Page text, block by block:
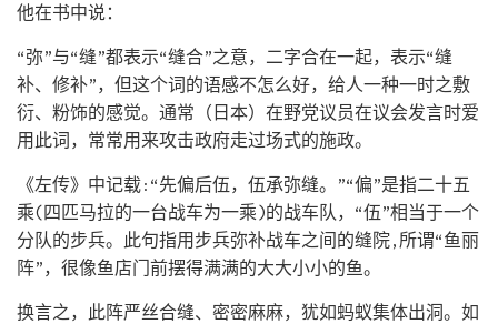
他在书中说：
“弥”与“缝”都表示“缝合”之意，二字合在一起，表示“缝
补、修补”，但这个词的语感不怎么好，给人一种一时之敷
衍、粉饰的感觉。通常（日本）在野党议员在议会发言时爱
用此词，常常用来攻击政府走过场式的施政。
《左传》中记载:“先偏后伍，伍承弥缝。”“偏”是指二十五
乘(四匹马拉的一台战车为一乘)的战车队，“伍”相当于一个
分队的步兵。此句指用步兵弥补战车之间的缝院,所谓“鱼丽
阵”，很像鱼店门前摆得满满的大大小小的鱼。
换言之，此阵严丝合缝、密密麻麻，犹如蚂蚁集体出洞。如